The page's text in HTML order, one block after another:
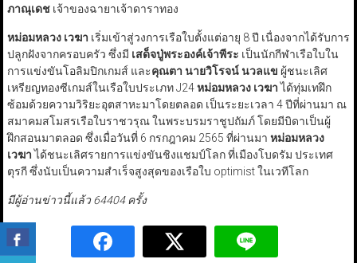
ภาณุเดชเจ้าของฉายาเจ้าดาราทอง
หม่อมหลวง เวฆา เริ่มเข้าสู่วงการเรือใบตั้งแต่อายุ 8 ปี เนื่องจากได้รับการ
ปลูกฝังจากครอบครัว ซึ่งมี เสด็จปู่พระองค์เจ้าพีระ เป็นนักกีฬาเรือใบใน
การแข่งขันโอลิมปิกเกมส์ และคุณตา นายวิโรจน์ นวลแข ผู้ชนะเลิศ
เหรียญทองซีเกมส์ในเรือใบประเภท J24หม่อมหลวง เวฆาได้ทุ่มเทฝึก
ซ้อมด้วยความวิริยะอุตสาหะมาโดยตลอด เป็นระยะเวลา 4 ปีที่ผ่านมา ณ
สมาคมสโมสรเรือใบราชวรุณ ในพระบรมราชูปถัมภ์ โดยมีบิดาเป็นผู้
ฝึกสอนมาตลอด ซึ่งเมื่อวันที่ 6 กรกฎาคม 2565 ที่ผ่านมา หม่อมหลวง
เวฆาได้ชนะเลิศรายการแข่งขันชิงแชมป์โลก ที่เมืองโบดรัม ประเทศ
ตุรกี ซึ่งนับเป็นความสำเร็จสูงสุดของเรือใบ optimist ในเวทีโลก
มีผู้อ่านข่าวนี้แล้ว 64404 ครั้ง